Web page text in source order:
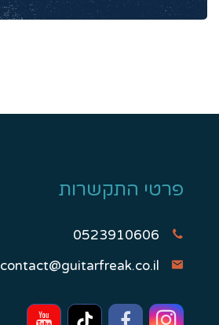
פרטי התקשרות
0523910606
contact@guitarfreak.co.il